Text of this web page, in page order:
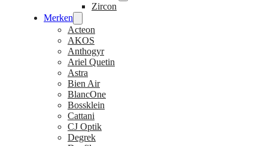
Zircon
Merken
Acteon
AKOS
Anthogyr
Ariel Quetin
Astra
Bien Air
BlancOne
Bossklein
Cattani
CJ Optik
Degrek